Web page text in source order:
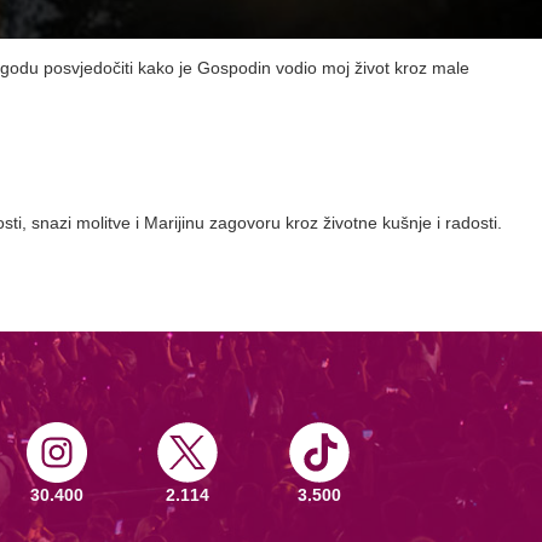
posvjedočiti kako je Gospodin vodio moj život kroz male
snazi molitve i Marijinu zagovoru kroz životne kušnje i radosti.
30.400 2.114 3.500